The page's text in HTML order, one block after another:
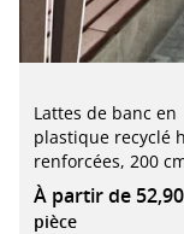
Lattes de banc en
plastique recyclé
renforcées, 200
x 4 cm, marron
À partir de
pièce